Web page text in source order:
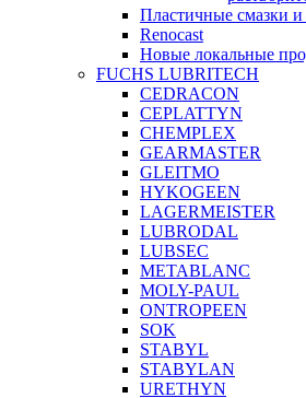
Пластичные смазки
Renocast
Новые локальные
FUCHS LUBRITECH
CEDRACON
CEPLATTYN
CHEMPLEX
GEARMASTER
GLEITMO
HYKOGEEN
LAGERMEISTER
LUBRODAL
LUBSEC
METABLANC
MOLY-PAUL
ONTROPEEN
SOK
STABYL
STABYLAN
URETHYN